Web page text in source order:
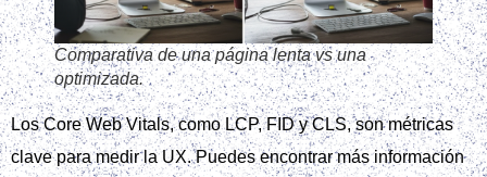
Comparativa de una página lenta vs una
optimizada.
Los Core Web Vitals, como LCP, FID y CLS, son métricas
clave para medir la UX. Puedes encontrar más información